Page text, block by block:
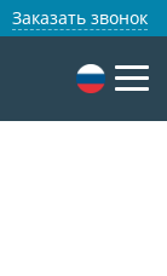
Заказать звонок